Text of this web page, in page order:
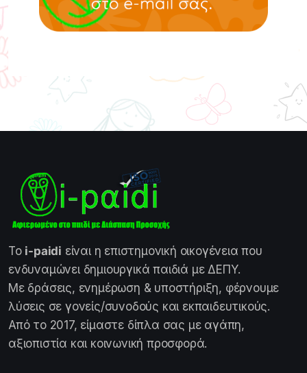
Το i-paidi είναι η επιστημονική οικογένεια που
ενδυναμώνει δημιουργικά παιδιά με ΔΕΠΥ.
Με δράσεις, ενημέρωση & υποστήριξη, φέρνουμε
λύσεις σε γονείς/συνοδούς και εκπαιδευτικούς.
Από το 2017, είμαστε δίπλα σας με αγάπη,
αξιοπιστία και κοινωνική προσφορά.